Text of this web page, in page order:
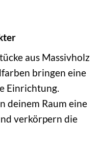
aus Massivholz
bringen eine
Einrichtung.
deinem Raum eine
verkörpern die